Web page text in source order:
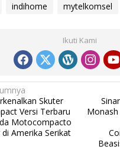
indihome mytelkomsel
Ikuti Kami
Skuter
Versi Terbaru
Motocompacto
Amerika Serikat